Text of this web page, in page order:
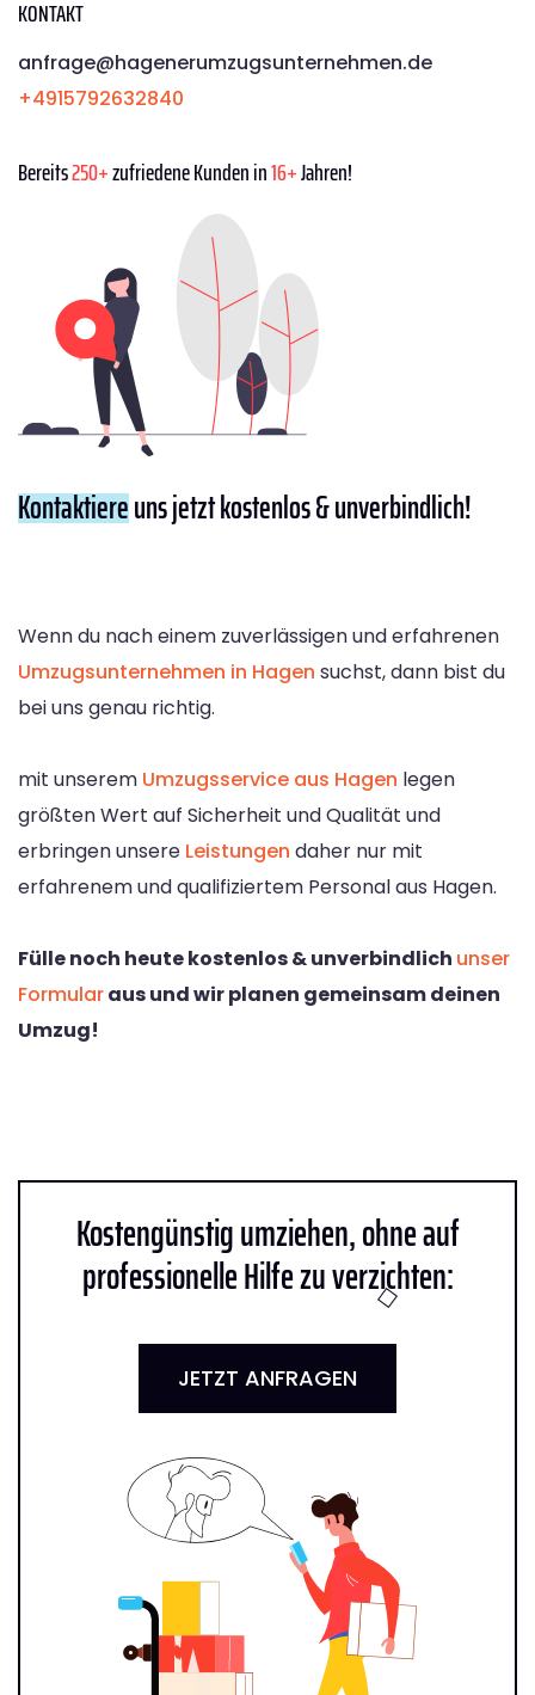
KONTAKT
anfrage@hagenerumzugsunternehmen.de
+4915792632840
Bereits250+zufriedene Kunden in16+Jahren!
Kontaktiereuns jetzt kostenlos & unverbindlich!
Wenn du nach einem zuverlässigen und erfahrenen
Umzugsunternehmen in Hagen suchst, dann bist du
bei uns genau richtig.
mit unserem Umzugsservice aus Hagen legen
größten Wert auf Sicherheit und Qualität und
erbringen unsere Leistungen daher nur mit
erfahrenem und qualifiziertem Personal aus Hagen.
Fülle noch heute kostenlos & unverbindlich unser
Formularaus und wir planen gemeinsam deinen
Umzug!
Kostengünstig umziehen, ohne auf
professionelle Hilfe zu verzichten:
JETZT ANFRAGEN